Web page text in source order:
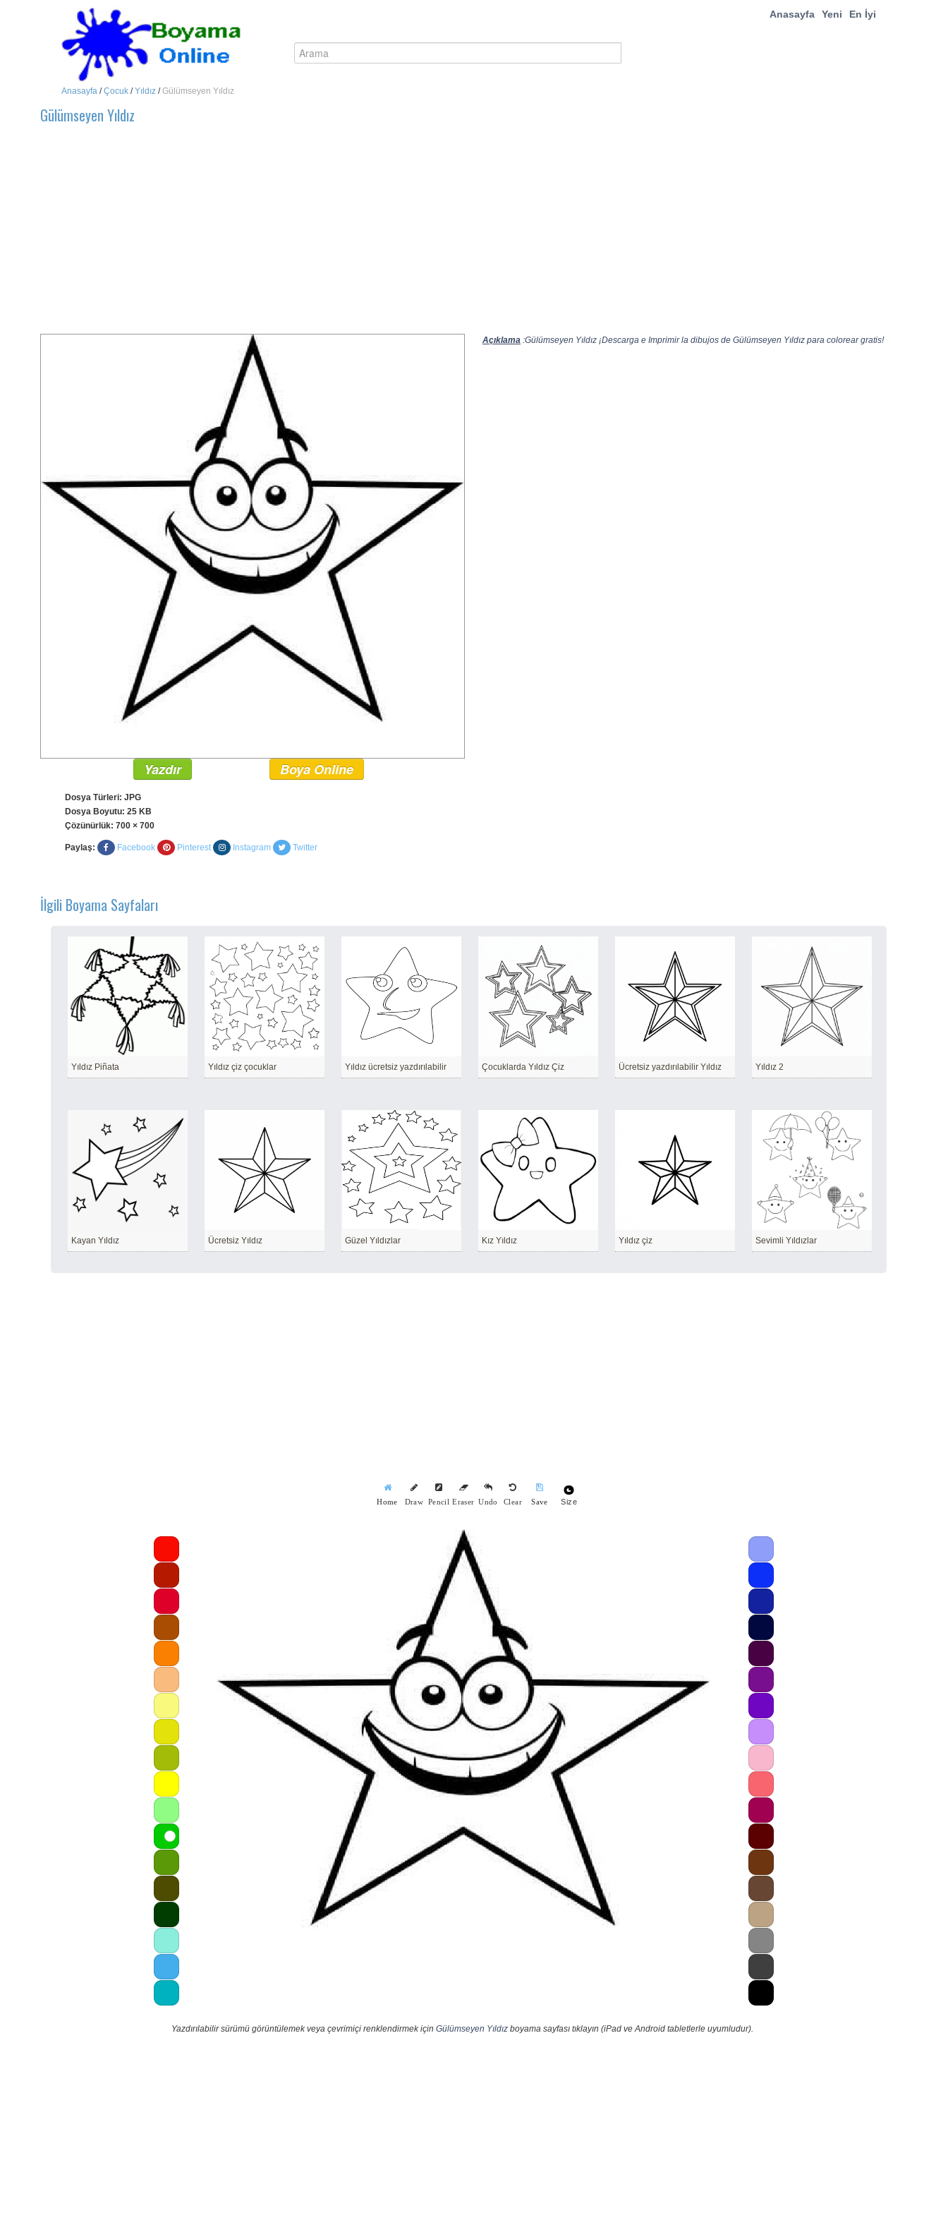
Anasayfa Yeni En İyi
Anasayfa /Çocuk /Yıldız /Gülümseyen Yıldız
Gülümseyen Yıldız
Açıklama :Gülümseyen Yıldız ¡Descarga e Imprimir la dibujos de Gülümseyen Yıldız para colorear gratis!
Yazdır Boya Online
Dosya Türleri: JPG
Dosya Boyutu: 25 KB
Çözünürlük: 700 × 700
Paylaş: Facebook Pinterest Instagram Twitter
İlgili Boyama Sayfaları
Yıldız Piñata Yıldız çiz çocuklar Yıldız ücretsiz yazdırılabilir Çocuklarda Yıldız Çiz Ücretsiz yazdırılabilir Yıldız Yıldız 2
Kayan Yıldız Ücretsiz Yıldız Güzel Yıldızlar Kız Yıldız Yıldız çiz Sevimli Yıldızlar
Home Draw Pencil Eraser Undo Clear Save Size
Yazdırılabilir sürümü görüntülemek veya çevrimiçi renklendirmek için Gülümseyen Yıldız boyama sayfası tıklayın (iPad ve Android tabletlerle uyumludur).